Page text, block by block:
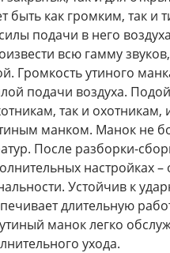
быть как громким, так и
подачи в него
всю гамму звуков,
Громкость утиного
подачи воздуха.
так и
манком. Манок не
После разборки-
настройках –
Устойчив к
длительную
манок легко
ухода.